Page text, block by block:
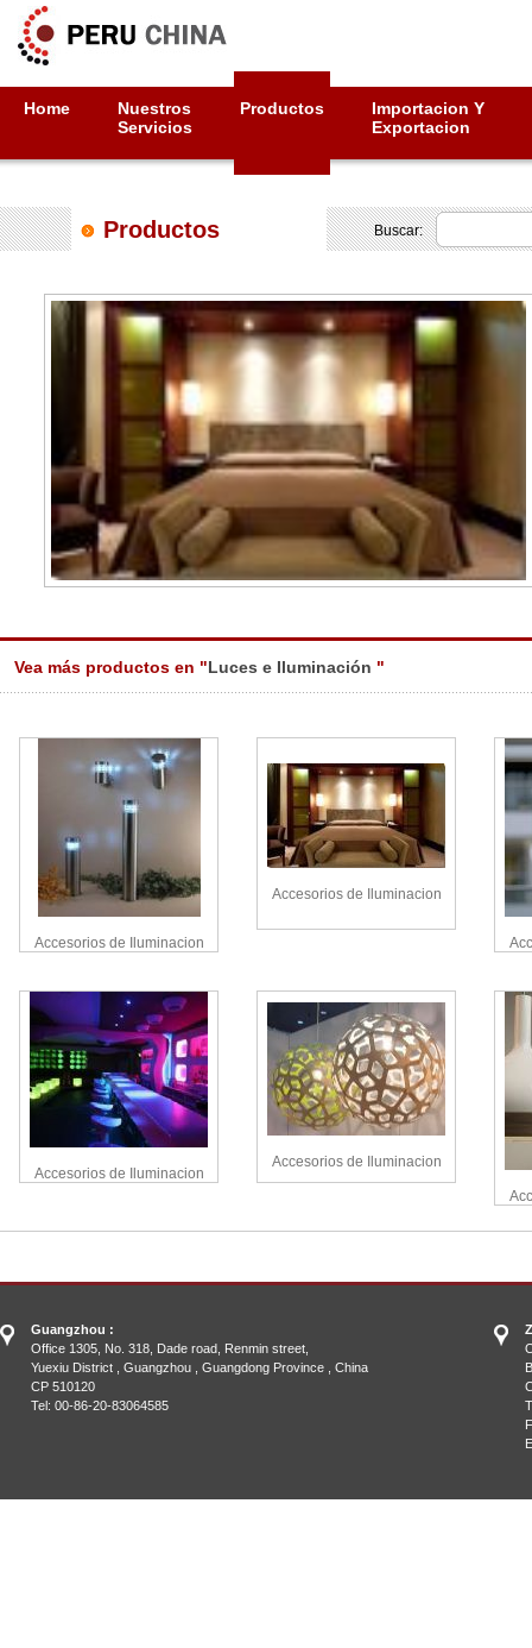
Home
Nuestros
Servicios
Productos
Importacion Y
Exportacion
Productos Buscar:
Vea más productos en "Luces e Iluminación "
Accesorios de Iluminacion
Accesorios de Iluminacion
Accesorios de Iluminacion
Accesorios de Iluminacion
Guangzhou :
Office 1305, No. 318, Dade road, Renmin street,
Yuexiu District , Guangzhou , Guangdong Province , China
CP 510120
Tel: 00-86-20-83064585